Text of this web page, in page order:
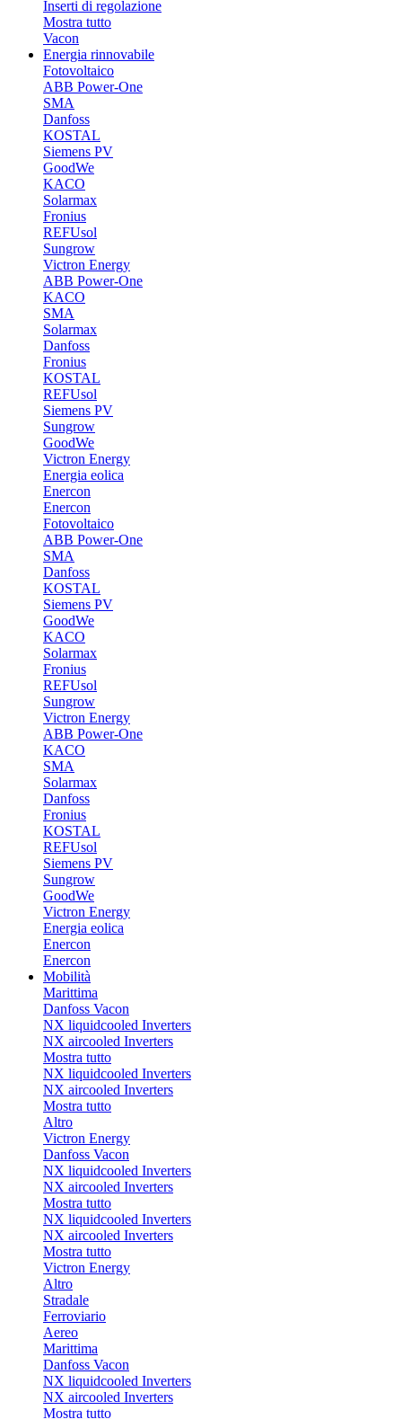
Inserti di regolazione
Mostra tutto
Vacon
Energia rinnovabile
Fotovoltaico
ABB Power-One
SMA
Danfoss
KOSTAL
Siemens PV
GoodWe
KACO
Solarmax
Fronius
REFUsol
Sungrow
Victron Energy
ABB Power-One
KACO
SMA
Solarmax
Danfoss
Fronius
KOSTAL
REFUsol
Siemens PV
Sungrow
GoodWe
Victron Energy
Energia eolica
Enercon
Enercon
Fotovoltaico
ABB Power-One
SMA
Danfoss
KOSTAL
Siemens PV
GoodWe
KACO
Solarmax
Fronius
REFUsol
Sungrow
Victron Energy
ABB Power-One
KACO
SMA
Solarmax
Danfoss
Fronius
KOSTAL
REFUsol
Siemens PV
Sungrow
GoodWe
Victron Energy
Energia eolica
Enercon
Enercon
Mobilità
Marittima
Danfoss Vacon
NX liquidcooled Inverters
NX aircooled Inverters
Mostra tutto
NX liquidcooled Inverters
NX aircooled Inverters
Mostra tutto
Altro
Victron Energy
Danfoss Vacon
NX liquidcooled Inverters
NX aircooled Inverters
Mostra tutto
NX liquidcooled Inverters
NX aircooled Inverters
Mostra tutto
Victron Energy
Altro
Stradale
Ferroviario
Aereo
Marittima
Danfoss Vacon
NX liquidcooled Inverters
NX aircooled Inverters
Mostra tutto